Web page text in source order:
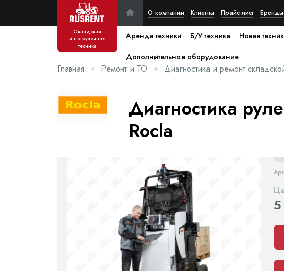
Складская
и погрузочная
техника
О компании Клиенты Прайс-лист Бренды
Аренда техники Б/У техника Новая
Дополнительное оборудование
Главная Ремонт и ТО Диагностика и ремонт
Диагностика
Rocla